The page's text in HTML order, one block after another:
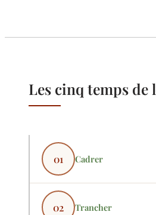
Les cinq temps de
01 Cadrer
02 Trancher